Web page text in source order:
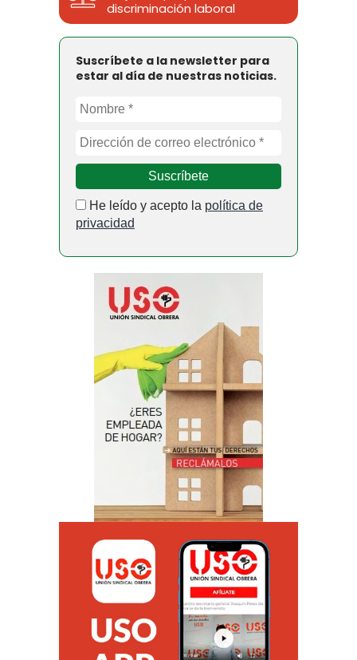
discriminación laboral
Suscríbete a la newsletter para
estar al día de nuestras noticias.
He leído y acepto la política de
privacidad